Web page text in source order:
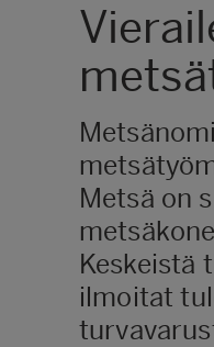
Metsä on
Keskeistä
ilmoitat